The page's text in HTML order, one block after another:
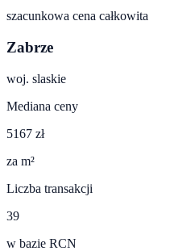
szacunkowa cena całkowita
Zabrze
woj. slaskie
Mediana ceny
5167 zł
za m²
Liczba transakcji
39
w bazie RCN